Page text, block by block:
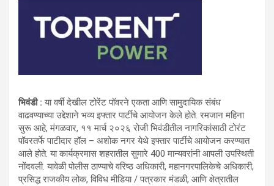
भिवंडी :या वर्षी देखील टोरेंट पॉवरने एकता आणि सामुदायिक संबंध
वाढवण्याच्या उद्देशाने भव्य इफ्तार पार्टीचे आयोजन केले होते. रमजान महिना
सुरू आहे, मंगळवार, ११ मार्च २०२६ रोजी भिवंडीतील नागरिकांसाठी टोरंट
पॉवरतर्फे पाटीदार हॉल – अशोक नगर येथे इफ्तार पार्टीचे आयोजन करण्यात
आले होते. या कार्यक्रमास शहरातील सुमारे 400 मान्यवरांनी आपली उपस्थिती
नोंदवली. यावेळी पोलीस ठाण्याचे वरिष्ठ अधिकारी, महानगरपालिकेचे अधिकारी,
प्रसिद्ध राजकीय लोक, विविध मीडिया / पत्रकार मंडळी, आणि क्षेत्रातील